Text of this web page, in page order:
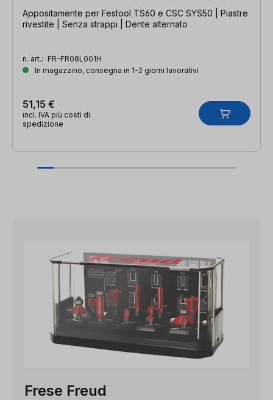
Appositamente per Festool TS60 e CSC SYS50 | Piastre
rivestite | Senza strappi | Dente alternato
n. art.: FR-FR08L001H
In magazzino, consegna in 1-2 giorni lavorativi
51,15 €
incl. IVA più costi di
spedizione
Frese Freud